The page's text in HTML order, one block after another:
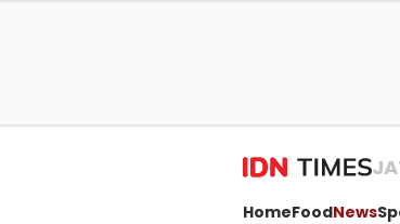
HomeFoodNews